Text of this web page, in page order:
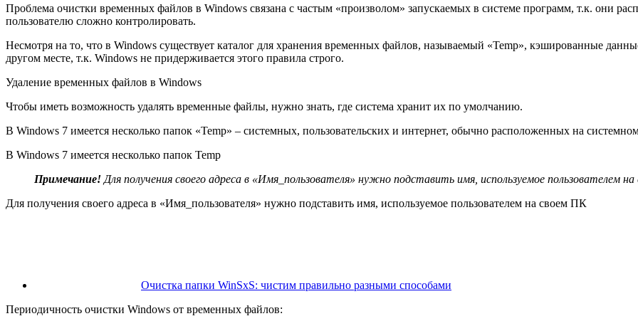
Проблема очистки временных файлов в Windows связана с частым «произволом» запускаемых в системе программ, т.к. они
пользователю сложно контролировать.
Несмотря на то, что в Windows существует каталог для хранения временных файлов, называемый «Temp», кэшированные
другом месте, т.к. Windows не придерживается этого правила строго.
Удаление временных файлов в Windows
Чтобы иметь возможность удалять временные файлы, нужно знать, где система хранит их по умолчанию.
В Windows 7 имеется несколько папок «Temp» – системных, пользовательских и интернет, обычно расположенных на
В Windows 7 имеется несколько папок Temp
Примечание! Для получения своего адреса в «Имя_пользователя» нужно подставить имя, используемое пользователем
Для получения своего адреса в «Имя_пользователя» нужно подставить имя, используемое пользователем на своем ПК
Очистка папки WinSxS: чистим правильно разными способами
Периодичность очистки Windows от временных файлов: